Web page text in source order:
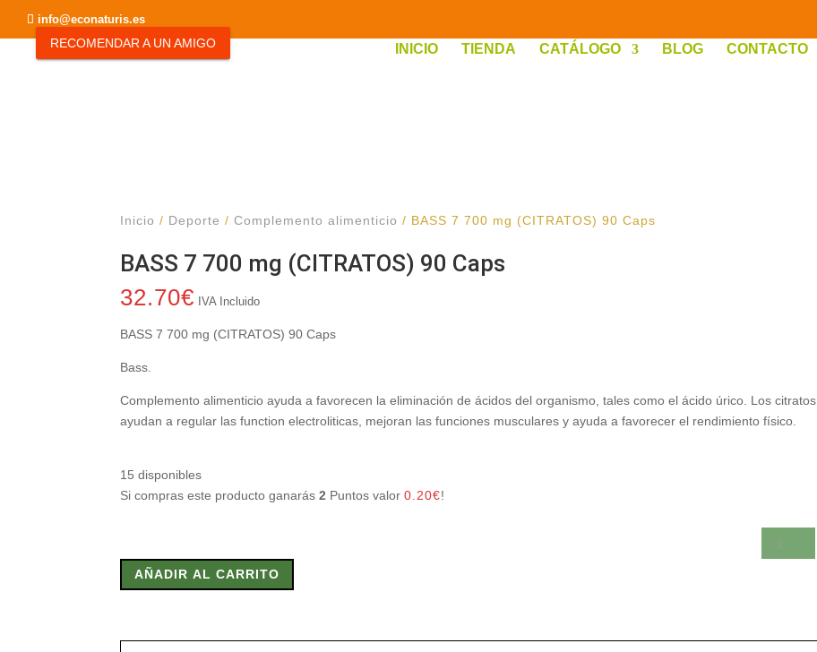
RECOMENDAR A UN AMIGO
info@econaturis.es
INICIO TIENDA CATÁLOGO BLOG CONTACTO
Inicio / Deporte /Complemento alimenticio / BASS 7 700 mg (CITRATOS) 90 Caps
BASS 7 700 mg (CITRATOS) 90 Caps
32.70€ IVA Incluido
BASS 7 700 mg (CITRATOS) 90 Caps
Bass.
Complemento alimenticio ayuda a favorecen la eliminación de ácidos del organismo, tales como el ácido úrico. Los citratos
ayudan a regular las function electroliticas, mejoran las funciones musculares y ayuda a favorecer el rendimiento físico.
15 disponibles
Si compras este producto ganarás2 Puntos valor0.20€!
7
700
90
AÑADIR AL CARRITO